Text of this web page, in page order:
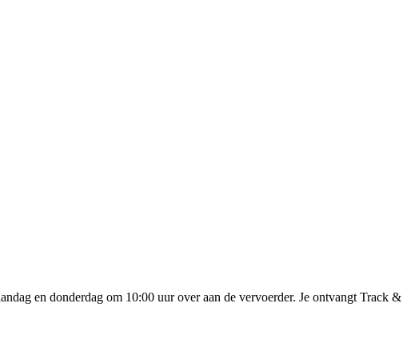
en donderdag om 10:00 uur over aan de vervoerder. Je ontvangt Track &